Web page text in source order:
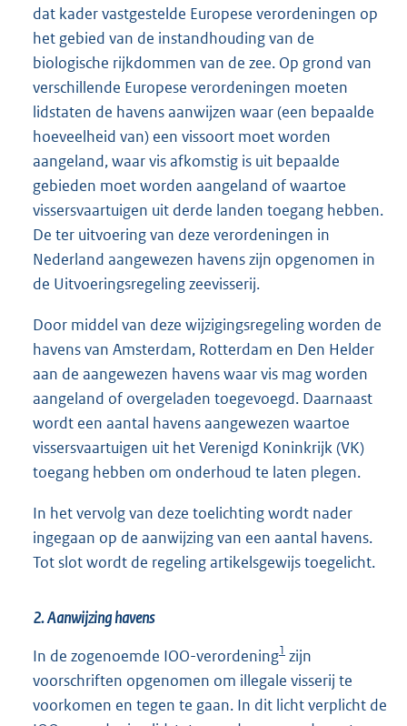
dat kader vastgestelde Europese verordeningen op
het gebied van de instandhouding van de
biologische rijkdommen van de zee. Op grond van
verschillende Europese verordeningen moeten
lidstaten de havens aanwijzen waar (een bepaalde
hoeveelheid van) een vissoort moet worden
aangeland, waar vis afkomstig is uit bepaalde
gebieden moet worden aangeland of waartoe
vissersvaartuigen uit derde landen toegang hebben.
De ter uitvoering van deze verordeningen in
Nederland aangewezen havens zijn opgenomen in
de Uitvoeringsregeling zeevisserij.
Door middel van deze wijzigingsregeling worden de
havens van Amsterdam, Rotterdam en Den Helder
aan de aangewezen havens waar vis mag worden
aangeland of overgeladen toegevoegd. Daarnaast
wordt een aantal havens aangewezen waartoe
vissersvaartuigen uit het Verenigd Koninkrijk (VK)
toegang hebben om onderhoud te laten plegen.
In het vervolg van deze toelichting wordt nader
ingegaan op de aanwijzing van een aantal havens.
Tot slot wordt de regeling artikelsgewijs toegelicht.
2. Aanwijzing havens
In de zogenoemde IOO-verordening1 zijn
voorschriften opgenomen om illegale visserij te
voorkomen en tegen te gaan. In dit licht verplicht de